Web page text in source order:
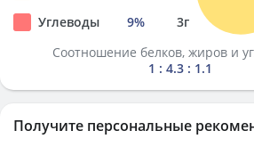
Углеводы
9% 3г
Соотношение белков, жиров и
1 : 4.3 : 1.1
Получите персональные